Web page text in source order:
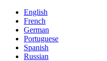
English
French
German
Portuguese
Spanish
Russian